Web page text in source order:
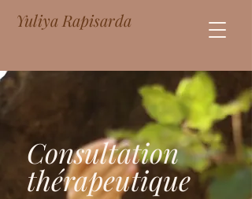
Yuliya Rapisarda
Consultation
thérapeutique